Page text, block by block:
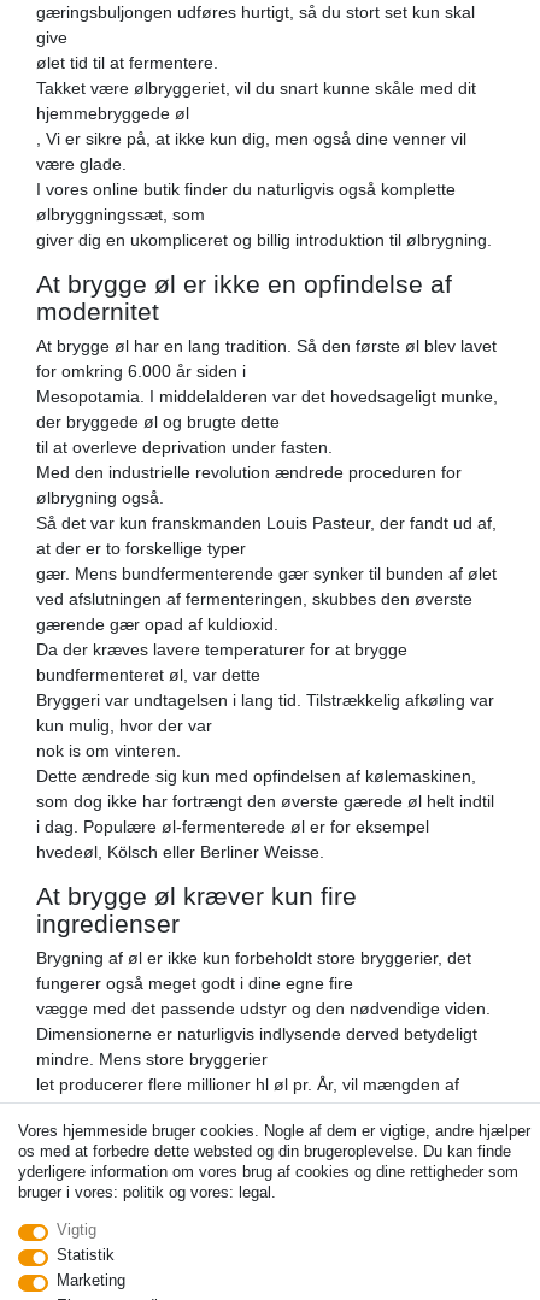
gæringsbuljongen udføres hurtigt, så du stort set kun skal
give
ølet tid til at fermentere.
Takket være ølbryggeriet, vil du snart kunne skåle med dit
hjemmebryggede øl
, Vi er sikre på, at ikke kun dig, men også dine venner vil
være glade.
I vores online butik finder du naturligvis også komplette
ølbryggningssæt, som
giver dig en ukompliceret og billig introduktion til ølbrygning.
At brygge øl er ikke en opfindelse af
modernitet
At brygge øl har en lang tradition. Så den første øl blev lavet
for omkring 6.000 år siden i
Mesopotamia. I middelalderen var det hovedsageligt munke,
der bryggede øl og brugte dette
til at overleve deprivation under fasten.
Med den industrielle revolution ændrede proceduren for
ølbrygning også.
Så det var kun franskmanden Louis Pasteur, der fandt ud af,
at der er to forskellige typer
gær. Mens bundfermenterende gær synker til bunden af ​​ølet
ved afslutningen af ​​fermenteringen, skubbes den øverste
gærende gær opad af kuldioxid.
Da der kræves lavere temperaturer for at brygge
bundfermenteret øl, var dette
Bryggeri var undtagelsen i lang tid. Tilstrækkelig afkøling var
kun mulig, hvor der var
nok is om vinteren.
Dette ændrede sig kun med opfindelsen af ​​kølemaskinen,
som dog ikke har fortrængt den øverste gærede øl helt indtil
i dag. Populære øl-fermenterede øl er for eksempel
hvedeøl, Kölsch eller Berliner Weisse.
At brygge øl kræver kun fire
ingredienser
Brygning af øl er ikke kun forbeholdt store bryggerier, det
fungerer også meget godt i dine egne fire
vægge med det passende udstyr og den nødvendige viden.
Dimensionerne er naturligvis indlysende derved betydeligt
mindre. Mens store bryggerier
let producerer flere millioner hl øl pr. År, vil mængden af ​​
dit hjemmebryggede øl sandsynligvis være begrænset til et
par liter.
Teknologien, der ligger til grund for ølbrygning , er dog stort
set den samme, og listen over
at brygge. Fordi
i sidste ende øl, hvis det brygges i henhold til renhedsloven,
altid består af fire
Vores hjemmeside bruger cookies. Nogle af dem er vigtige, andre hjælper
os med at forbedre dette websted og din brugeroplevelse. Du kan finde
yderligere information om vores brug af cookies og dine rettigheder som
bruger i vores: politik og vores: legal.
Vigtig
Statistik
Marketing